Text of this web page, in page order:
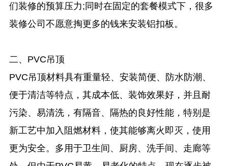
们装修的预算压力;同时在固定的套餐模式下，很多
装修公司不愿意掏更多的钱来安装铝扣板。
二、PVC吊顶
PVC吊顶材料具有重量轻、安装简便、防水防潮、
便于清洁等特点，其成本低、装饰效果好，并且耐
污染、易清洗，有隔音、隔热的良好性能，特别是
新工艺中加入阻燃材料，使其能够离火即灭，使用
更为安全。多用于卫生间、厨房、洗手间、走廊等